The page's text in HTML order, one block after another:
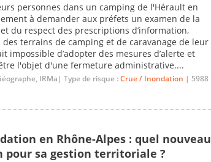
personnes dans un camping de l'Hérault en
à demander aux préfets un examen de la
du respect des prescriptions d’information,
des terrains de camping et de caravanage de leur
impossible d’adopter des mesures d’alerte et
l'objet d'une fermeture administrative....
IRMa| Type de risque :Crue / Inondation | 5988
en Rhône-Alpes : quel nouveau
pour sa gestion territoriale ?